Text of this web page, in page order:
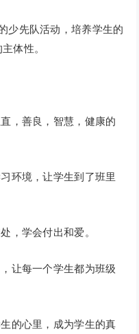
少先队活动，培养学生的
体性。
，善良，智慧，健康的
环境，让学生到了班里
，学会付出和爱。
让每一个学生都为班级
的心里，成为学生的真